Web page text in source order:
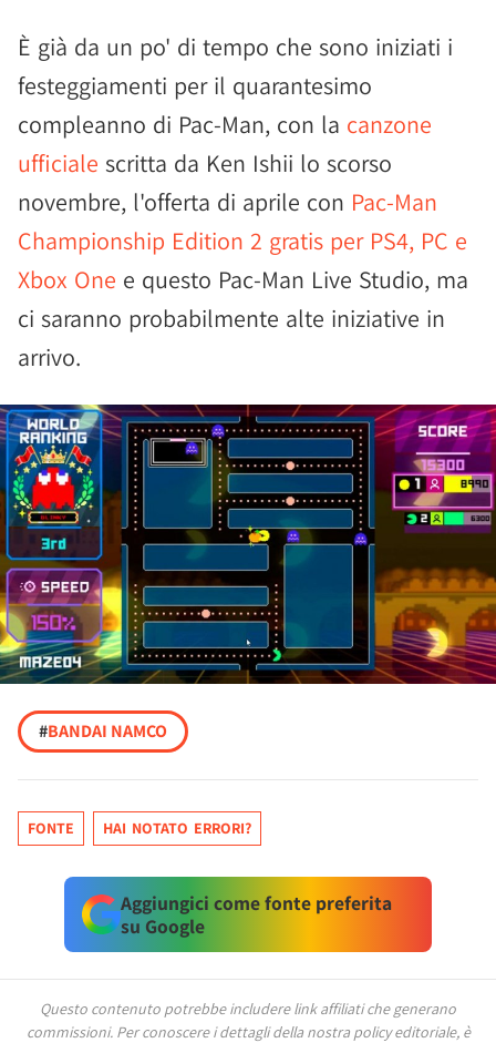
È già da un po' di tempo che sono iniziati i
festeggiamenti per il quarantesimo
compleanno di Pac-Man, con la canzone
ufficiale scritta da Ken Ishii lo scorso
novembre, l'offerta di aprile con Pac-Man
Championship Edition 2 gratis per PS4, PC e
Xbox One e questo Pac-Man Live Studio, ma
ci saranno probabilmente alte iniziative in
arrivo.
#BANDAI NAMCO
FONTE HAI NOTATO ERRORI?
Aggiungici come fonte preferita
su Google
Questo contenuto potrebbe includere link affiliati che generano
commissioni. Per conoscere i dettagli della nostra policy editoriale, è